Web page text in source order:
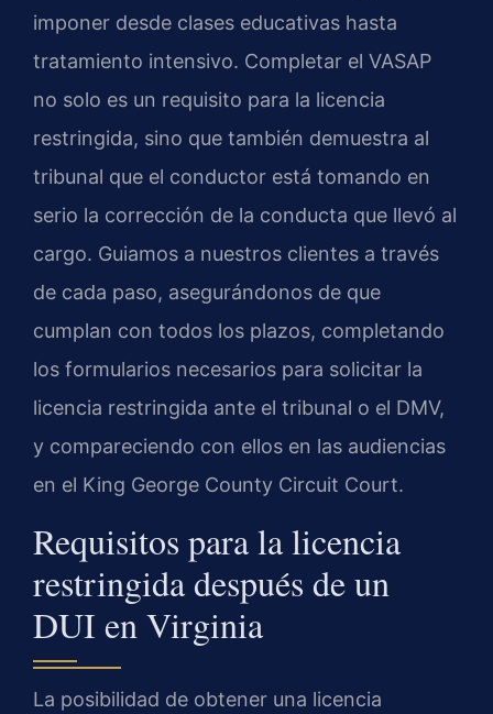
imponer desde clases educativas hasta
tratamiento intensivo. Completar el VASAP
no solo es un requisito para la licencia
restringida, sino que también demuestra al
tribunal que el conductor está tomando en
serio la corrección de la conducta que llevó al
cargo. Guiamos a nuestros clientes a través
de cada paso, asegurándonos de que
cumplan con todos los plazos, completando
los formularios necesarios para solicitar la
licencia restringida ante el tribunal o el DMV,
y compareciendo con ellos en las audiencias
en el King George County Circuit Court.
Requisitos para la licencia
restringida después de un
DUI en Virginia
La posibilidad de obtener una licencia